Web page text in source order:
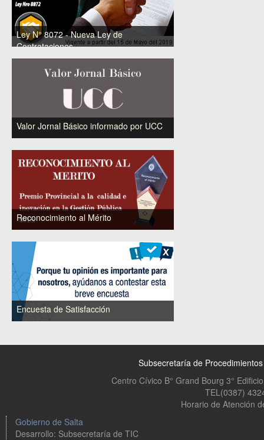
Ley N° 8072 - Nueva Ley de
Contrataciones
Ley de Contrataciones de la Provincia de Salta
y Decreto Reglamentario N° 1319/18
Valor Jornal Básico informado por UCC
Reconocimiento al Mérito
la Gestión Pública año 2018
Encuesta de Satisfacción
Subsecretaría de
Centro Cívico B° Grand Bourg 3°
TEL(0387)
Horario de Atención
Gobierno de Salta
Desarrollo: Subsecretaría de TIC